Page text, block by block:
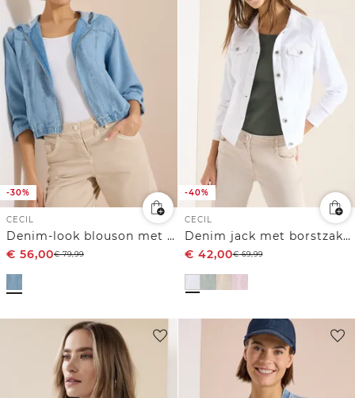
-30%
CECIL
Denim-look blouson met ritssluiting
€ 56,00€79,99
-40%
CECIL
Denim jack met borstzakken en knopen
€ 42,00€69,99